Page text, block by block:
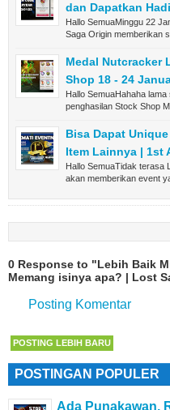
dan Dapatkan
Hallo SemuaMinggu 22
Saga Origin memberikan
Medal Nutcracker
Shop 18 - 24
Hallo SemuaHahaha
penghasilan Stock Shop
Bisa Dapat
Item Lainnya | 1st
Hallo SemuaTidak terasa
akan memberikan event
0 Response to "Lebih Baik
Memang isinya apa? | Lost
Posting Komentar
POSTING LEBIH BARU
POSTINGAN POPULER
Ada Punakawan,